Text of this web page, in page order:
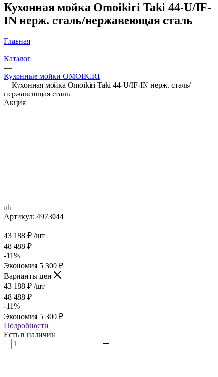
Кухонная мойка Omoikiri Taki 44-U/IF-
IN нерж. сталь/нержавеющая сталь
Главная
—
Каталог
—
Кухонные мойки OMOIKIRI
—Кухонная мойка Omoikiri Taki 44-U/IF-IN нерж. сталь/
нержавеющая сталь
Акция
Артикул: 4973044
43 188 ₽ /шт
48 488 ₽
-11%
Экономия 5 300 ₽
Варианты цен
43 188 ₽ /шт
48 488 ₽
-11%
Экономия 5 300 ₽
Подробности
Есть в наличии